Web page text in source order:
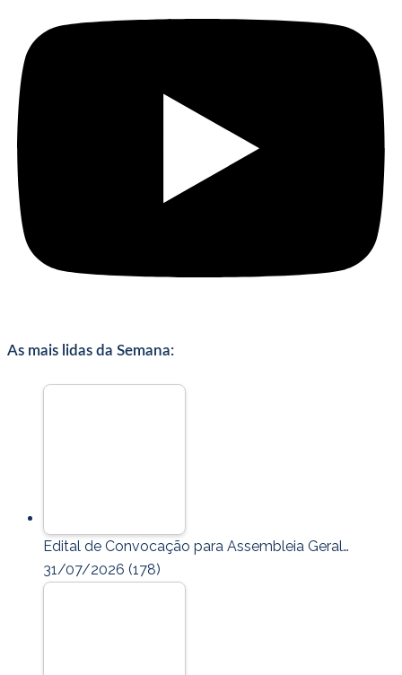
As mais lidas da Semana:
Edital de Convocação para Assembleia Geral…
31/07/2026 (178)